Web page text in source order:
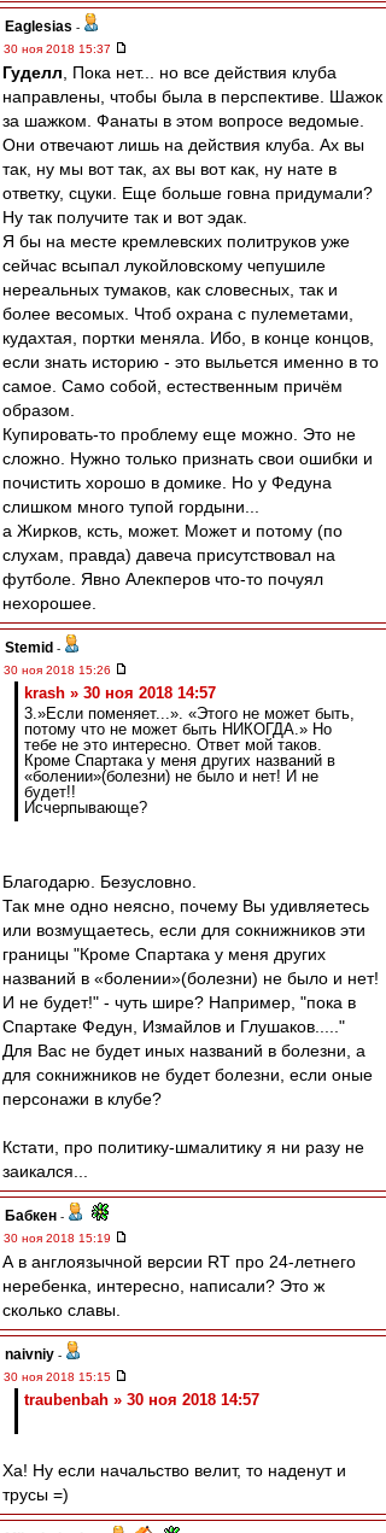
Eaglesias -
30 ноя 2018 15:37
Гуделл , Пока нет... но все действия клуба
направлены, чтобы была в перспективе. Шажок
за шажком. Фанаты в этом вопросе ведомые.
Они отвечают лишь на действия клуба. Ах вы
так, ну мы вот так, ах вы вот как, ну нате в
ответку, сцуки. Еще больше говна придумали?
Ну так получите так и вот эдак.
Я бы на месте кремлевских политруков уже
сейчас всыпал лукойловскому чепушиле
нереальных тумаков, как словесных, так и
более весомых. Чтоб охрана с пулеметами,
кудахтая, портки меняла. Ибо, в конце концов,
если знать историю - это выльется именно в то
самое. Само собой, естественным причём
образом.
Купировать-то проблему еще можно. Это не
сложно. Нужно только признать свои ошибки и
почистить хорошо в домике. Но у Федуна
слишком много тупой гордыни...
а Жирков, ксть, может. Может и потому (по
слухам, правда) давеча присутствовал на
футболе. Явно Алекперов что-то почуял
нехорошее.
Stemid -
30 ноя 2018 15:26
krash » 30 ноя 2018 14:57
3.»Если поменяет...». «Этого не может быть,
потому что не может быть НИКОГДА.» Но
тебе не это интересно. Ответ мой таков.
Кроме Спартака у меня других названий в
«болении»(болезни) не было и нет! И не
будет!!
Исчерпывающе?
Благодарю. Безусловно.
Так мне одно неясно, почему Вы удивляетесь
или возмущаетесь, если для сокнижников эти
границы "Кроме Спартака у меня других
названий в «болении»(болезни) не было и нет!
И не будет!" - чуть шире? Например, "пока в
Спартаке Федун, Измайлов и Глушаков....."
Для Вас не будет иных названий в болезни, а
для сокнижников не будет болезни, если оные
персонажи в клубе?
Кстати, про политику-шмалитику я ни разу не
заикался...
Бабкен -
30 ноя 2018 15:19
А в англоязычной версии RT про 24-летнего
неребенка, интересно, написали? Это ж
сколько славы.
naivniy -
30 ноя 2018 15:15
traubenbah » 30 ноя 2018 14:57
Ха! Ну если начальство велит, то наденут и
трусы =)